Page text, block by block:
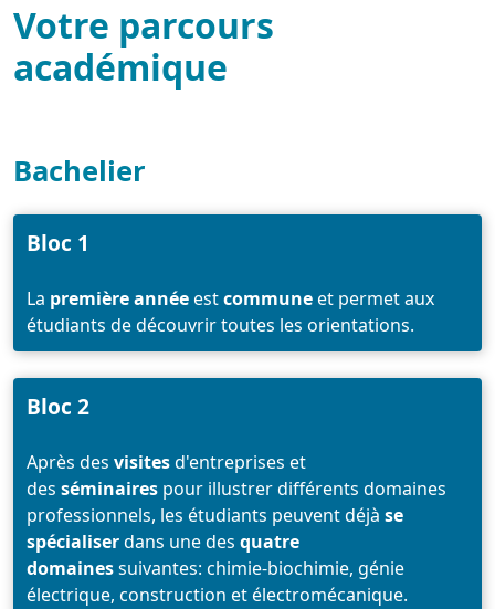
Votre parcours
académique
Bachelier
Bloc 1
La première annéeestcommuneet permet aux
étudiants de découvrir toutes les orientations.
Bloc 2
Après des visitesd'entreprises et
des séminaires pour illustrer différents domaines
professionnels, les étudiants peuvent déjà se
spécialiserdans une des quatre
domainessuivantes: chimie-biochimie, génie
électrique, construction et électromécanique.